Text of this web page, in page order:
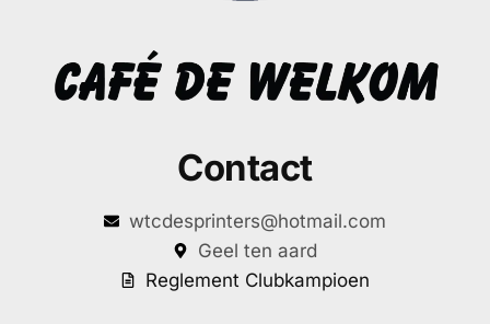
Contact
wtcdesprinters@hotmail.com
Geel ten aard
Reglement Clubkampioen